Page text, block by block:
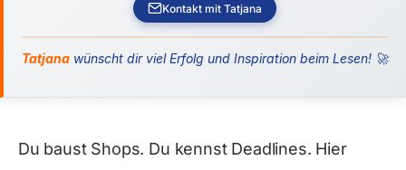
Kontakt mit Tatjana
Tatjana wünscht dir viel Erfolg und Inspiration beim Lesen! 🚀
Du baust Shops. Du kennst Deadlines. Hier